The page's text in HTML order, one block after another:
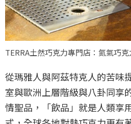
TERRA土然巧克力專門店：氮氣巧
從瑪雅人與阿茲特克人的苦味
室與歐洲上層階級與八卦同享
情聖品，「飲品」就是人類享